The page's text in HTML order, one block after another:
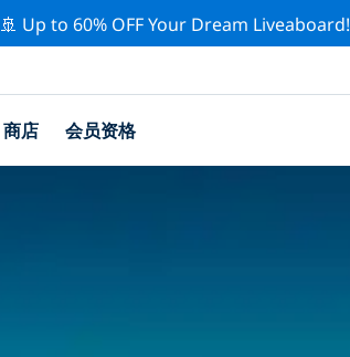
🚢 Up to 60% OFF Your Dream Liveaboard!
商店 会员资格